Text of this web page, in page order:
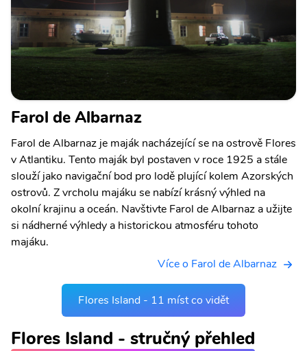
Farol de Albarnaz
Farol de Albarnaz je maják nacházející se na ostrově Flores
v Atlantiku. Tento maják byl postaven v roce 1925 a stále
slouží jako navigační bod pro lodě plující kolem Azorských
ostrovů. Z vrcholu majáku se nabízí krásný výhled na
okolní krajinu a oceán. Navštivte Farol de Albarnaz a užijte
si nádherné výhledy a historickou atmosféru tohoto
majáku.
Více o Farol de Albarnaz
Flores Island - 11 míst co vidět
Flores Island - stručný přehled